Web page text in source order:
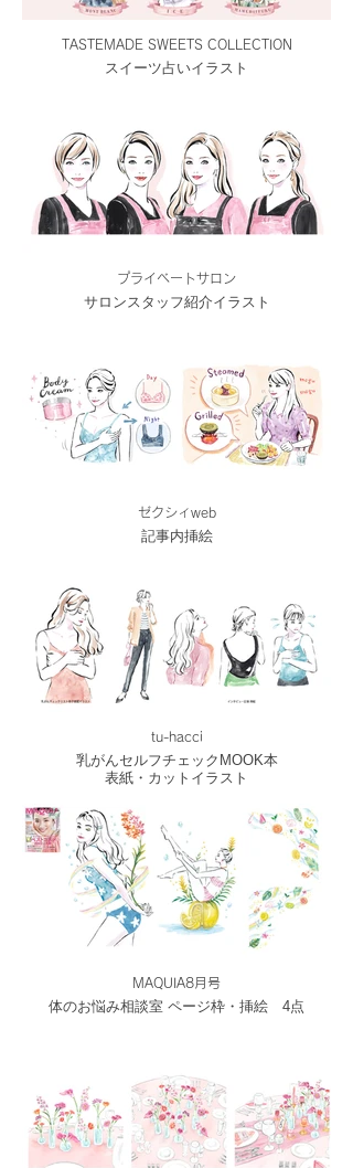
TASTEMADE SWEETS COLLECTION
スイーツ占いイラスト
プライベートサロン
サロンスタッフ紹介イラスト
ゼクシィweb
記事内挿絵
tu-hacci
乳がんセルフチェックMOOK本
表紙・カットイラスト
MAQUIA8月号
体のお悩み相談室 ページ枠・挿絵 4点